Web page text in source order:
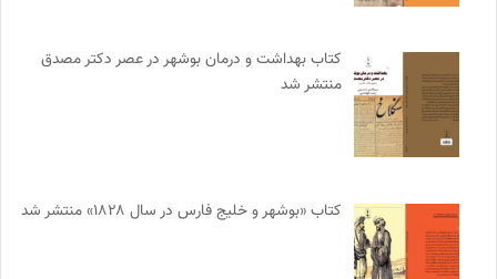
کتاب بهداشت و درمان بوشهر در عصر دکتر مصدق
منتشر شد
کتاب «بوشهر و خلیج فارس در سال ۱۸۲۸» منتشر شد